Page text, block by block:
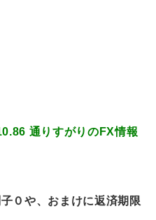
通りすがりのFX情報
０や、おまけに返済期限